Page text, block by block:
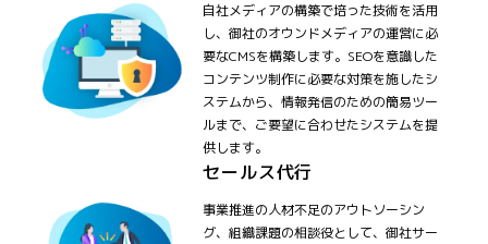
自社メディアの構築で培った技術を活用
し、御社のオウンドメディアの運営に必
要なCMSを構築します。SEOを意識した
コンテンツ制作に必要な対策を施したシ
ステムから、情報発信のための簡易ツー
ルまで、ご要望に合わせたシステムを提
供します。
セールス代行
事業推進の人材不足のアウトソーシン
グ、組織課題の相談役として、御社サー